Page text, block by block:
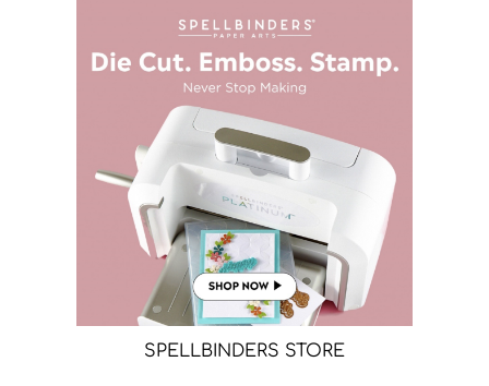
SPELLBINDERS STORE